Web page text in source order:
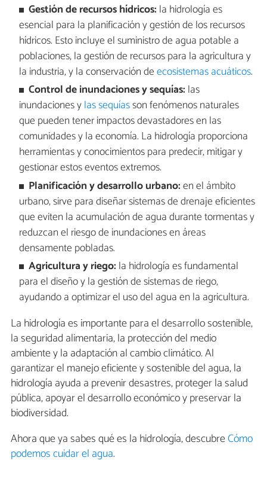
Gestión de recursos hídricos: la hidrología es
esencial para la planificación y gestión de los recursos
hídricos. Esto incluye el suministro de agua potable a
poblaciones, la gestión de recursos para la agricultura y
la industria, y la conservación deecosistemas acuáticos.
Control de inundaciones y sequías: las
inundaciones ylas sequíasson fenómenos naturales
que pueden tener impactos devastadores en las
comunidades y la economía. La hidrología proporciona
herramientas y conocimientos para predecir, mitigar y
gestionar estos eventos extremos.
Planificación y desarrollo urbano:en el ámbito
urbano, sirve para diseñar sistemas de drenaje eficientes
que eviten la acumulación de agua durante tormentas y
reduzcan el riesgo de inundaciones en áreas
densamente pobladas.
Agricultura y riego: la hidrología es fundamental
para el diseño y la gestión de sistemas de riego,
ayudando a optimizar el uso del agua en la agricultura.
La hidrología es importante para el desarrollo sostenible,
la seguridad alimentaria, la protección del medio
ambiente y la adaptación al cambio climático. Al
garantizar el manejo eficiente y sostenible del agua, la
hidrología ayuda a prevenir desastres, proteger la salud
pública, apoyar el desarrollo económico y preservar la
biodiversidad.
Ahora que ya sabes qué es la hidrología, descubreCómo
podemos cuidar el agua.